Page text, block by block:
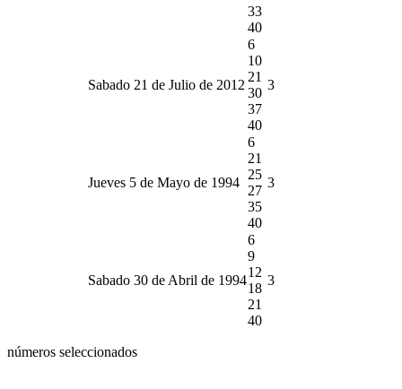
33
40
Sabado 21 de Julio de 2012
6
10
21
30
37
40
3
Jueves 5 de Mayo de 1994
6
21
25
27
35
40
3
Sabado 30 de Abril de 1994
6
9
12
18
21
40
3
números seleccionados